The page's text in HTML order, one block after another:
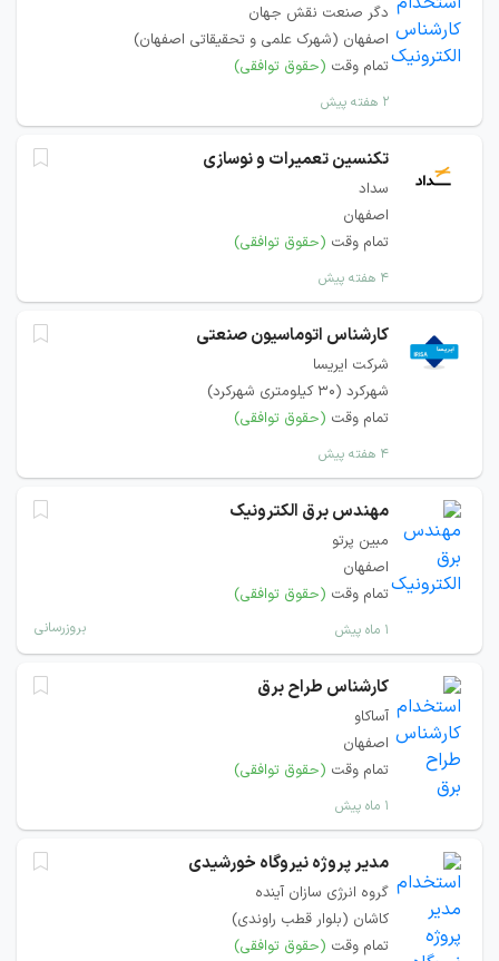
دگر صنعت نقش جهان
اصفهان (شهرک علمی و تحقیقاتی اصفهان)
تمام وقت (حقوق توافقی)
۲ هفته پیش
تکنسین تعمیرات و نوسازی
سداد
اصفهان
تمام وقت (حقوق توافقی)
۴ هفته پیش
کارشناس اتوماسیون صنعتی
شرکت ایریسا
شهرکرد (30 کیلومتری شهرکرد)
تمام وقت (حقوق توافقی)
۴ هفته پیش
مهندس برق الکترونیک
مبین پرتو
اصفهان
تمام وقت (حقوق توافقی)
۱ ماه پیش بروزرسانی
کارشناس طراح برق
آساکاو
اصفهان
تمام وقت (حقوق توافقی)
۱ ماه پیش
مدیر پروژه نیروگاه خورشیدی
گروه انرژی سازان آینده
کاشان (بلوار قطب راوندی)
تمام وقت (حقوق توافقی)